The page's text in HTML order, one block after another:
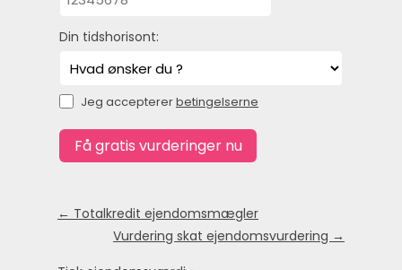
Din tidshorisont:
Jeg acceptererbetingelserne
← Totalkredit ejendomsmægler
Vurdering skat ejendomsvurdering →